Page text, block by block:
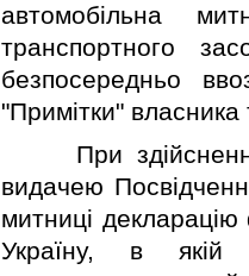
автомобiльна
транспортного
безпосередньо
"Примiтки" власника
При здiйсненнi
видачею
митницi декларацiю
Україну, в якiй